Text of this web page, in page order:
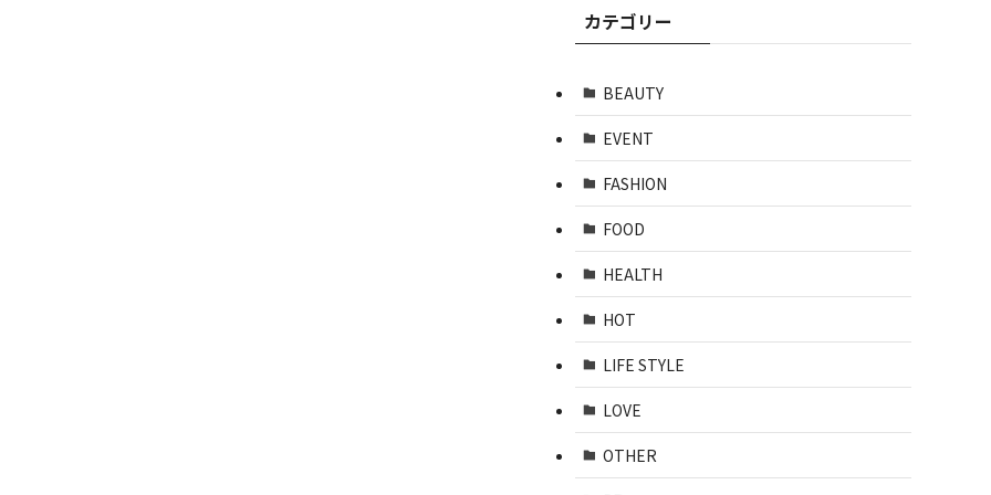
カテゴリー
BEAUTY
EVENT
FASHION
FOOD
HEALTH
HOT
LIFE STYLE
LOVE
OTHER